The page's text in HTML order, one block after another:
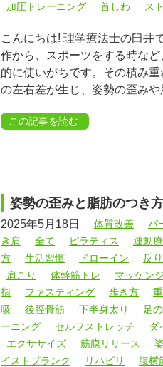
加圧トレーニング
首しわ ス
こんにちは! 理学療法士の臼井
作から、スポーツをする時な
的に使いがちです。その積み
の左右差が生じ、姿勢の歪み
この記事を読む
姿勢の歪みと脂肪のつき
2025年5月18日 体質改善 パ
き肩
全て ピラティス 運動
方
生活習慣 ドローイン 反
肩こり
体幹筋トレ マッケン
指
ファスティング 歩き方
吸
後脛骨筋 下半身太り 足
ーニング
セルフストレッチ ダ
エクササイズ
筋膜リリース
イストプランク
リハビリ 腹横